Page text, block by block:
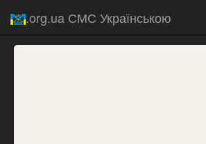
.org.ua СМС Українською